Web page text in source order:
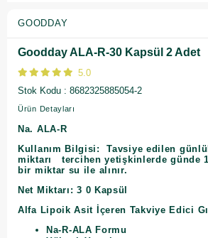
GOODDAY
Goodday ALA-R-30 Kapsül 2 Adet
5.0
Stok Kodu
8682325885054-2
Ürün Detayları
Na. ALA-R
Kullanım Bilgisi:Tavsiye edilen
miktarı
tercihen yetişkinlerde günde
bir miktar su ile alınır.
Net Miktarı:3 0 Kapsül
Alfa Lipoik Asit İçeren Takviye Edici
Na-R-ALA Formu